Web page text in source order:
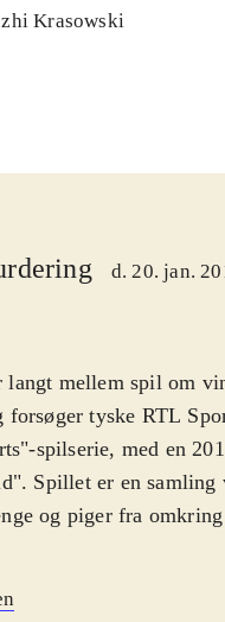
Krasowski
d. 20. jan.
langt mellem spil om
tyske RTL
spilserie, med en
Spillet er en samling
og piger fra
(det er vist kun